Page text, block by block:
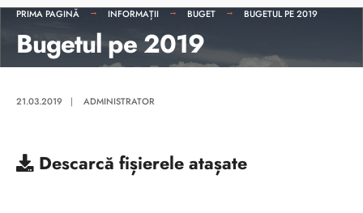
PRIMA PAGINĂ INFORMAȚII BUGET BUGETUL PE 2019
Bugetul pe 2019
21.03.2019 | ADMINISTRATOR
Descarcă fișierele atașate